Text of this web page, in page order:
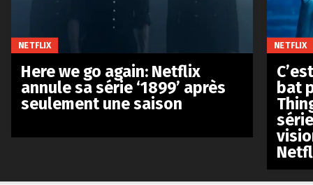
NETFLIX
Here we go again: Netflix
annule sa série ‘1899’ après
seulement une saison
NETFLIX
bat